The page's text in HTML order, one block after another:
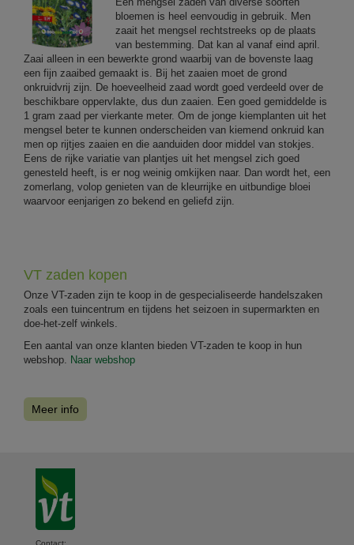
bloemen is heel eenvoudig in gebruik. Men
zaait het mengsel rechtstreeks op de plaats
van bestemming. Dat kan al vanaf eind april.
Zaai alleen in een bewerkte grond waarbij van de bovenste laag
een fijn zaaibed gemaakt is. Bij het zaaien moet de grond
onkruidvrij zijn. De hoeveelheid zaad wordt goed verdeeld over de
beschikbare oppervlakte, dus dun zaaien. Een goed gemiddelde is
1 gram zaad per vierkante meter. Om de jonge kiemplanten uit het
mengsel beter te kunnen onderscheiden van kiemend onkruid kan
men op rijtjes zaaien en die aanduiden door middel van stokjes.
Eens de rijke variatie van plantjes uit het mengsel zich goed
genesteld heeft, is er nog weinig omkijken naar. Dan wordt het, een
zomerlang, volop genieten van de kleurrijke en uitbundige bloei
waarvoor eenjarigen zo bekend en geliefd zijn.
VT zaden kopen
Onze VT-zaden zijn te koop in de gespecialiseerde handelszaken
zoals een tuincentrum en tijdens het seizoen in supermarkten en
doe-het-zelf winkels.
Een aantal van onze klanten bieden VT-zaden te koop in hun
webshop.
Naar webshop
Meer info
Contact: